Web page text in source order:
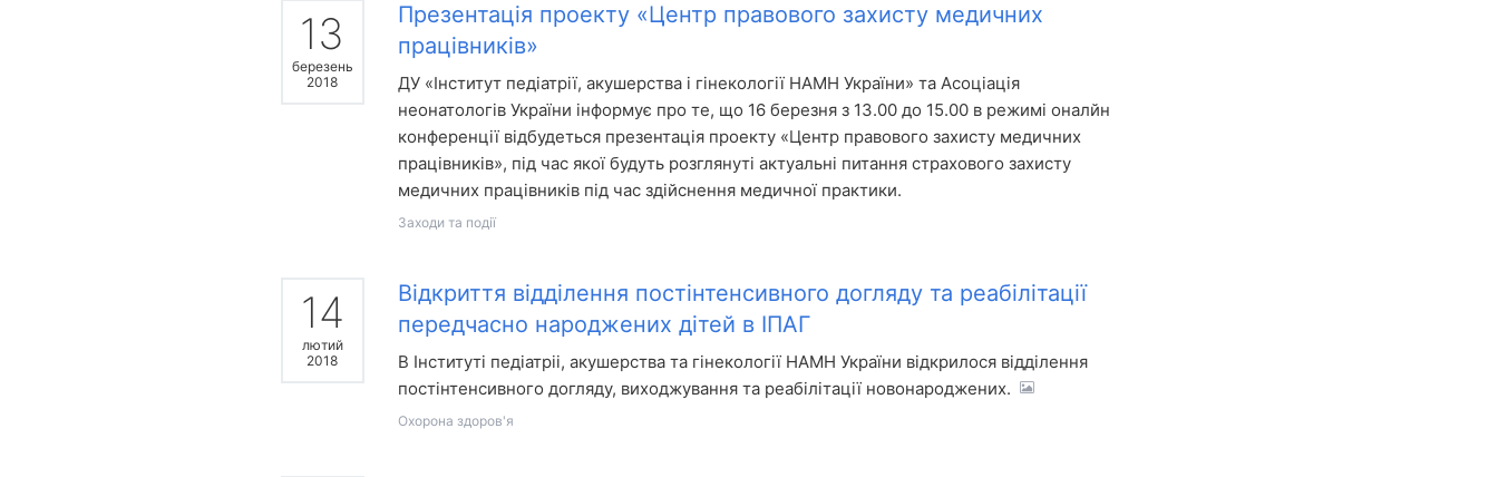
13
березень
2018
Презентація проекту «Центр правового захисту медичних
працівників»
ДУ «Інститут педіатрії, акушерства і гінекології НАМН України» та Асоціація
неонатологів України інформує про те, що 16 березня з 13.00 до 15.00 в режимі оналйн
конференції відбудеться презентація проекту «Центр правового захисту медичних
працівників», під час якої будуть розглянуті актуальні питання страхового захисту
медичних працівників під час здійснення медичної практики.
Заходи та події
14
лютий
2018
Відкриття відділення постінтенсивного догляду та реабілітації
передчасно народжених дітей в ІПАГ
В Інституті педіатріі, акушерства та гінекології НАМН України відкрилося відділення
постінтенсивного догляду, виходжування та реабілітації новонароджених.
Охорона здоров'я